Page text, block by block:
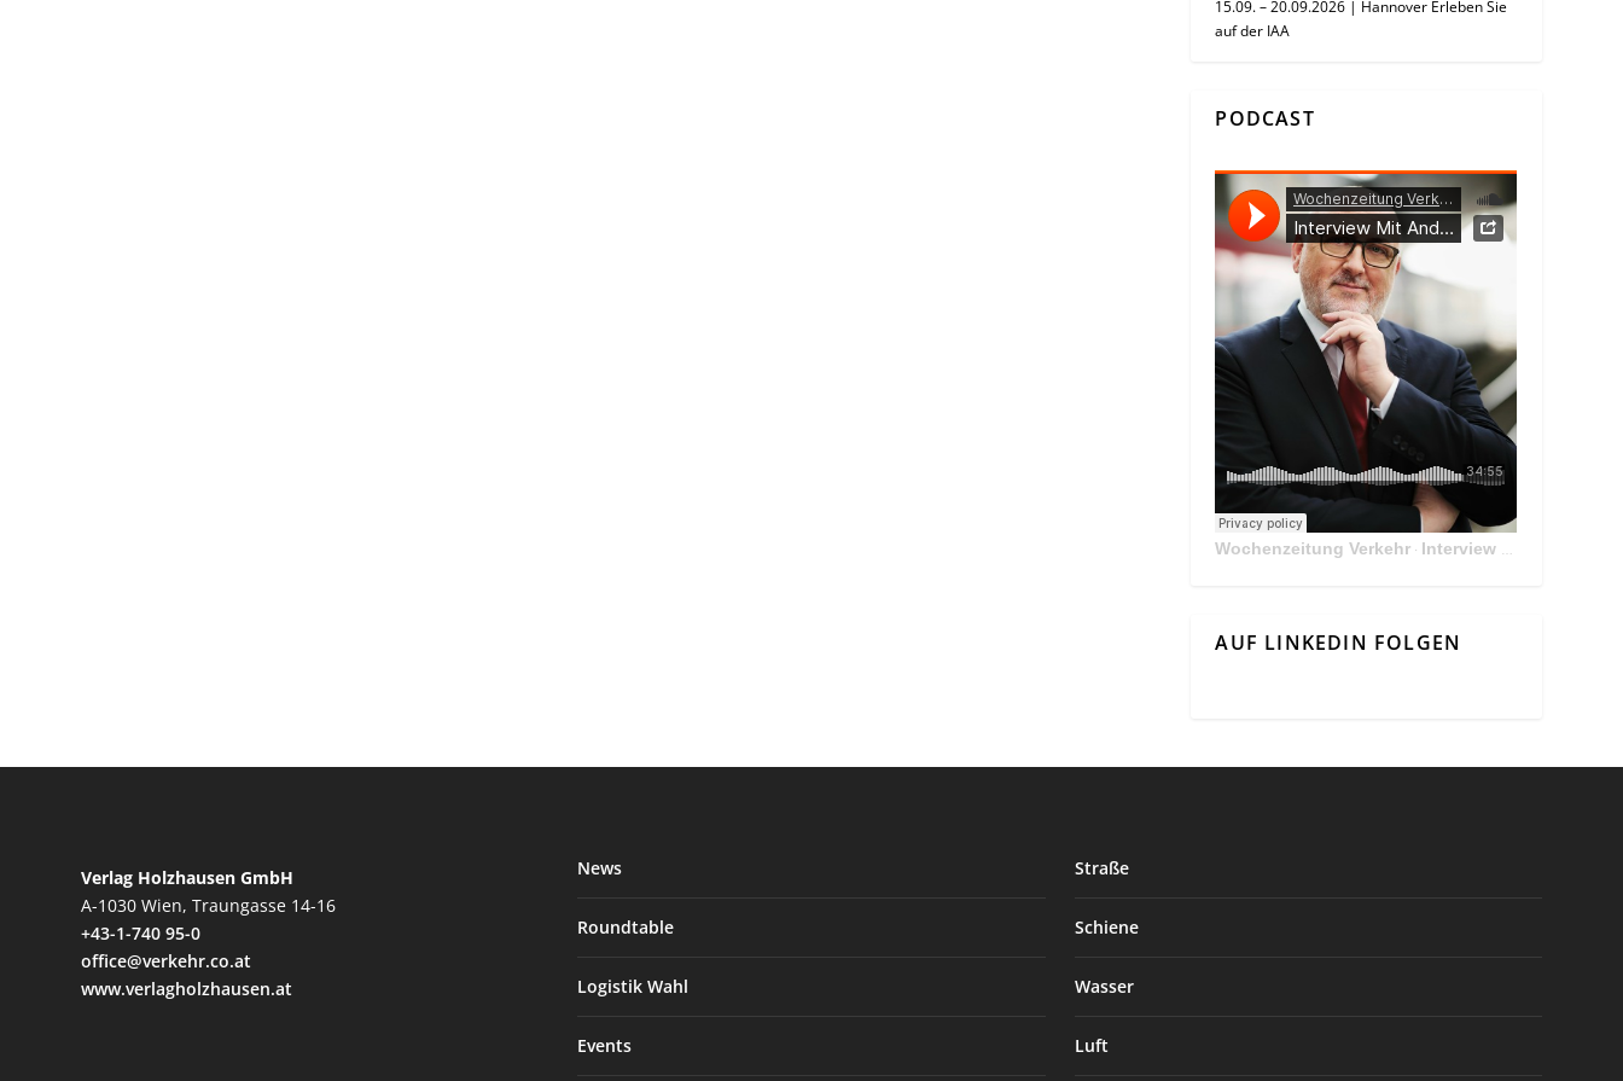
15.09. – 20.09.2026 | Hannover Erleben Sie
auf der IAA
PODCAST
Wochenzeitung Verkehr · Interview Mit Andreas Matthä, CEO der ÖBB Holding
AUF LINKEDIN FOLGEN
Verlag Holzhausen GmbH
A-1030 Wien, Traungasse 14-16
+43-1-740 95-0
office@verkehr.co.at
www.verlagholzhausen.at
News
Roundtable
Logistik Wahl
Events
Straße
Schiene
Wasser
Luft